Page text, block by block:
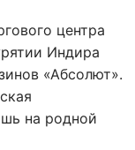
центра
Индира
«Абсолют».
на родной